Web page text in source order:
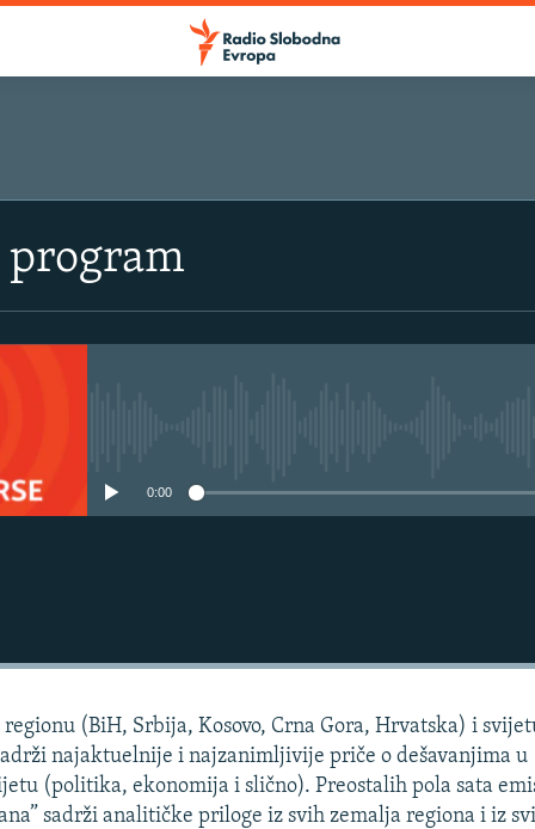
0:00
(BiH, Srbija, Kosovo, Crna Gora, Hrvatska) i
najaktuelnije i najzanimljivije priče o dešavanjima u
(politika, ekonomija i slično). Preostalih pola sata
sadrži analitičke priloge iz svih zemalja regiona i iz